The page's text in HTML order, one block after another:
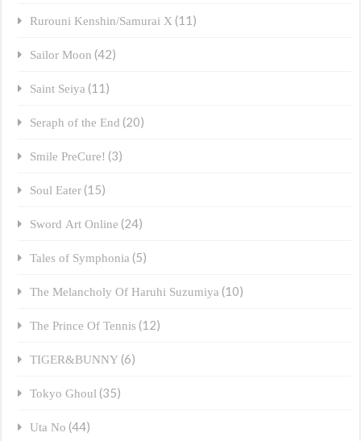
Rurouni Kenshin/Samurai X (11)
Sailor Moon (42)
Saint Seiya (11)
Seraph of the End (20)
Smile PreCure! (3)
Soul Eater (15)
Sword Art Online (24)
Tales of Symphonia (5)
The Melancholy Of Haruhi Suzumiya (10)
The Prince Of Tennis (12)
TIGER&BUNNY (6)
Tokyo Ghoul (35)
Uta No (44)